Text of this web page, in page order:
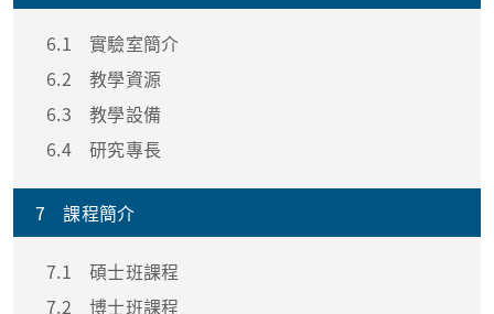
6.1
實驗室簡介
6.2
教學資源
6.3
教學設備
6.4
研究專長
7 課程簡介
7.1
碩士班課程
7.2
博士班課程